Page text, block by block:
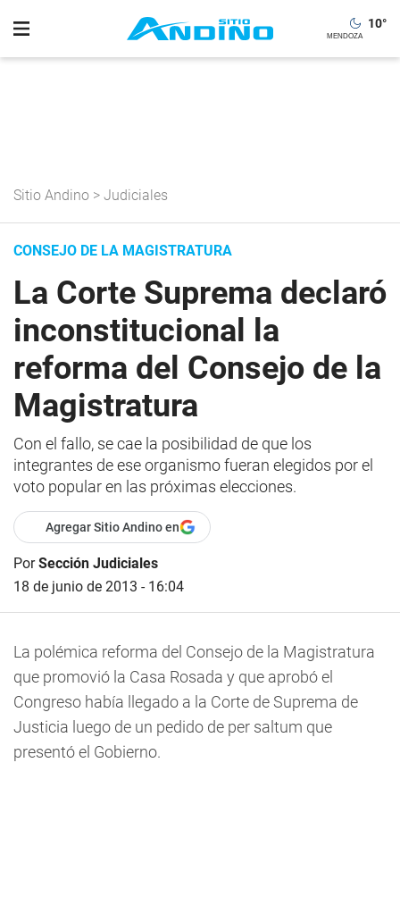
10°
Sitio Andino > Judiciales
CONSEJO DE LA MAGISTRATURA
La Corte Suprema declaró
inconstitucional la
reforma del Consejo de la
Magistratura
Con el fallo, se cae la posibilidad de que los
integrantes de ese organismo fueran elegidos por el
voto popular en las próximas elecciones.
Agregar Sitio Andino en
PorSección Judiciales
18 de junio de 2013 - 16:04
La polémica reforma del Consejo de la Magistratura
que promovió la Casa Rosada y que aprobó el
Congreso había llegado a la Corte de Suprema de
Justicia luego de un pedido de per saltum que
presentó el Gobierno.